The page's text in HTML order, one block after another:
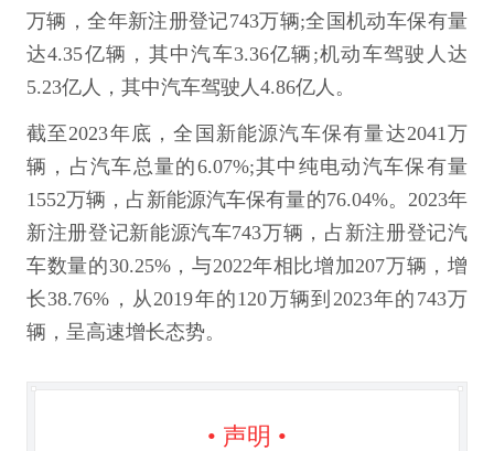
万辆，全年新注册登记743万辆;全国机动车保有量
达4.35亿辆，其中汽车3.36亿辆;机动车驾驶人达
5.23亿人，其中汽车驾驶人4.86亿人。
截至2023年底，全国新能源汽车保有量达2041万
辆，占汽车总量的6.07%;其中纯电动汽车保有量
1552万辆，占新能源汽车保有量的76.04%。2023年
新注册登记新能源汽车743万辆，占新注册登记汽
车数量的30.25%，与2022年相比增加207万辆，增
长38.76%，从2019年的120万辆到2023年的743万
辆，呈高速增长态势。
• 声明 •